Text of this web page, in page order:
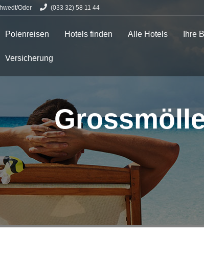
Oder (033 32) 58 11 44
Polenreisen Hotels finden Alle Hotels Ihre
Versicherung